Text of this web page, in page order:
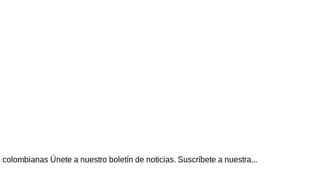
Únete a nuestro boletín de noticias. Suscríbete a nuestra...